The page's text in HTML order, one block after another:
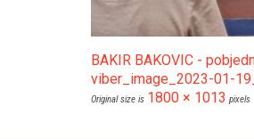
BAKIR BAKOVIC -
viber_image_2023-01-
Original size is 1800 × 1013 pixels